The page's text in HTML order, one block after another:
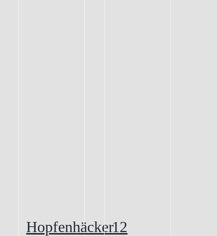
Hopfenhäcker12